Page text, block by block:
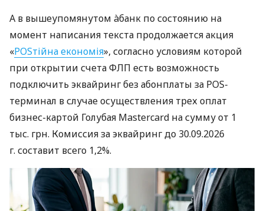
А в вышеупомянутом àбанк по состоянию на
момент написания текста продолжается акция
«POSтійна економія», согласно условиям которой
при открытии счета ФЛП есть возможность
подключить эквайринг без абонплаты за POS-
терминал в случае осуществления трех оплат
бизнес-картой Голубая Mastercard на сумму от 1
тыс. грн. Комиссия за эквайринг до 30.09.2026
г. составит всего 1,2%.